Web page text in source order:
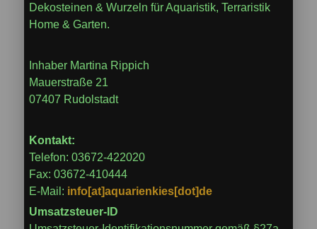
Dekosteinen & Wurzeln für Aquaristik, Terraristik
Home & Garten.
Inhaber Martina Rippich
Mauerstraße 21
07407 Rudolstadt
Kontakt:
Telefon: 03672-422020
Fax: 03672-410444
E-Mail: info[at]aquarienkies[dot]de
Umsatzsteuer-ID